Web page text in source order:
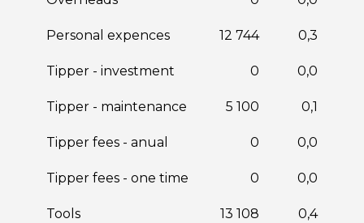
Personal expences 12 744 0,3
Tipper - investment 0 0,0
Tipper - maintenance 5 100 0,1
Tipper fees - anual 0 0,0
Tipper fees - one time 0 0,0
Tools 13 108 0,4